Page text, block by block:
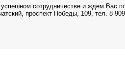
сотрудничестве и ждем Вас
проспект Победы, 109, тел. 8